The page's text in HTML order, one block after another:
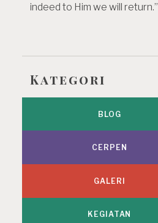
indeed to Him we will return.”
Kategori
BLOG
CERPEN
GALERI
KEGIATAN